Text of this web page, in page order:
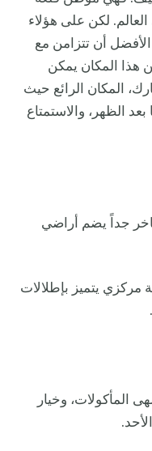
لكن على هؤلاء
الأفضل أن تتزامن مع
هذا المكان يمكن
المكان الرائع حيث
الظهر، والاستمتاع
جداً يضم أراضي
مركزي يتميز بإطلالات
المأكولات، وخيار